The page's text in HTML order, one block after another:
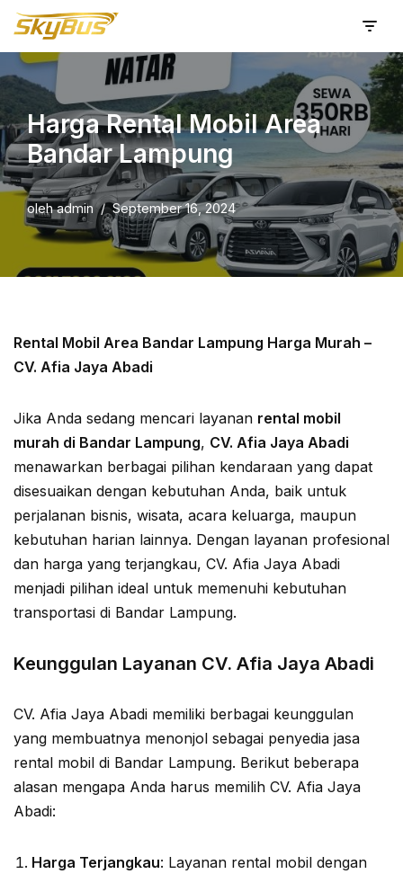
Lompat
ke
konten
Harga Rental Mobil Area
Bandar Lampung
olehadmin September 16, 2024
Rental Mobil Area Bandar Lampung Harga Murah –
CV. Afia Jaya Abadi
Jika Anda sedang mencari layanan rental mobil
murah di Bandar Lampung, CV. Afia Jaya Abadi
menawarkan berbagai pilihan kendaraan yang dapat
disesuaikan dengan kebutuhan Anda, baik untuk
perjalanan bisnis, wisata, acara keluarga, maupun
kebutuhan harian lainnya. Dengan layanan profesional
dan harga yang terjangkau, CV. Afia Jaya Abadi
menjadi pilihan ideal untuk memenuhi kebutuhan
transportasi di Bandar Lampung.
Keunggulan Layanan CV. Afia Jaya Abadi
CV. Afia Jaya Abadi memiliki berbagai keunggulan
yang membuatnya menonjol sebagai penyedia jasa
rental mobil di Bandar Lampung. Berikut beberapa
alasan mengapa Anda harus memilih CV. Afia Jaya
Abadi:
Harga Terjangkau: Layanan rental mobil dengan